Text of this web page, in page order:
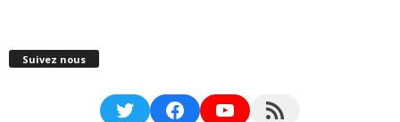
Suivez nous
TwitterFacebookYouTubeRSS Feed